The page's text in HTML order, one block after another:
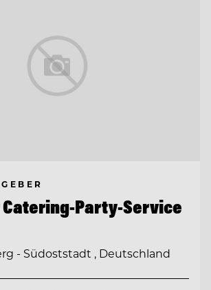
Party-Service
- Südoststadt , Deutschland